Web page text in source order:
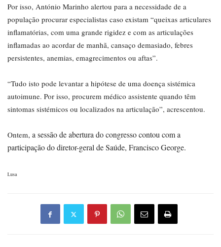
Por isso, António Marinho alertou para a necessidade de a
população procurar especialistas caso existam “queixas articulares
inflamatórias, com uma grande rigidez e com as articulações
inflamadas ao acordar de manhã, cansaço demasiado, febres
persistentes, anemias, emagrecimentos ou aftas”.
“Tudo isto pode levantar a hipótese de uma doença sistémica
autoimune. Por isso, procurem médico assistente quando têm
sintomas sistémicos ou localizados na articulação”, acrescentou.
Ontem, a sessão de abertura do congresso contou com a
participação do diretor-geral de Saúde, Francisco George.
Lusa